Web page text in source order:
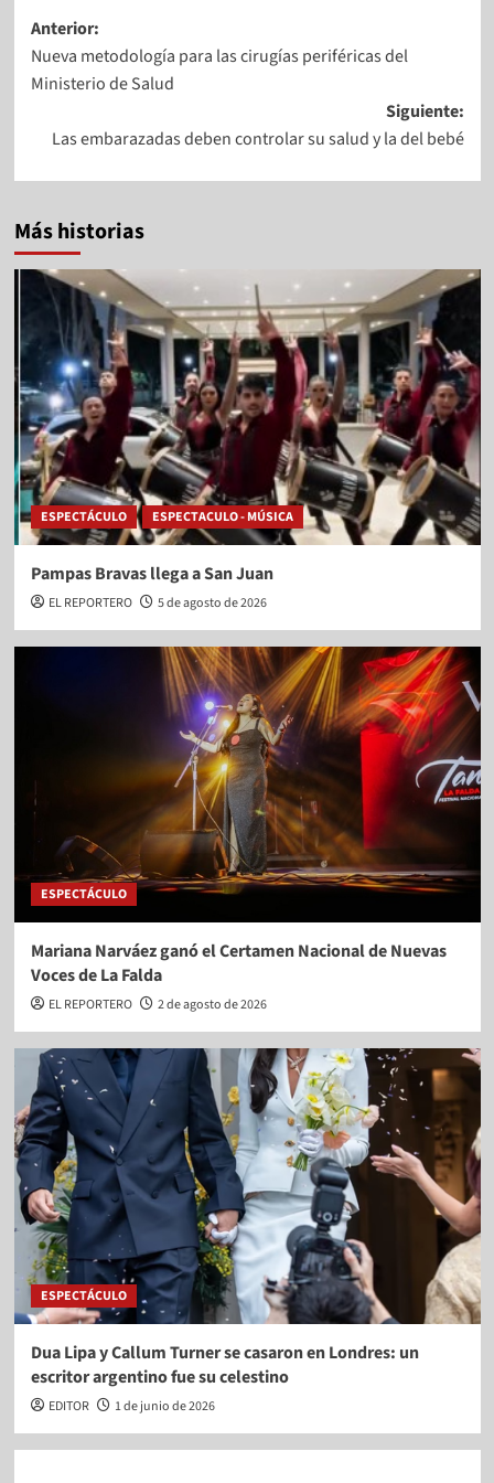
Anterior:
Nueva metodología para las cirugías periféricas del
Ministerio de Salud
Siguiente:
Las embarazadas deben controlar su salud y la del bebé
Más historias
ESPECTÁCULO ESPECTACULO - MÚSICA
Pampas Bravas llega a San Juan
EL REPORTERO 5 de agosto de 2026
ESPECTÁCULO
Mariana Narváez ganó el Certamen Nacional de Nuevas
Voces de La Falda
EL REPORTERO 2 de agosto de 2026
ESPECTÁCULO
Dua Lipa y Callum Turner se casaron en Londres: un
escritor argentino fue su celestino
EDITOR 1 de junio de 2026